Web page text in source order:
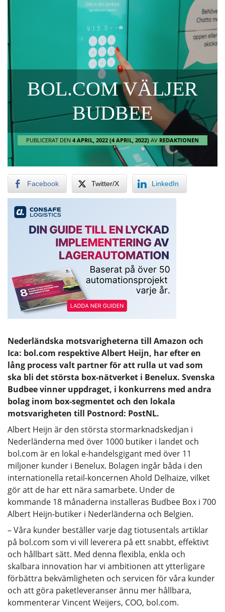
BOL.COM VÄLJER
BUDBEE
PUBLICERAT DEN 4 APRIL, 2022 (4 APRIL, 2022) AV REDAKTIONEN
Facebook Twitter/X LinkedIn
Nederländska motsvarigheterna till Amazon och
Ica: bol.com respektive Albert Heijn, har efter en
lång process valt partner för att rulla ut vad som
ska bli det största box-nätverket i Benelux. Svenska
Budbee vinner uppdraget, i konkurrens med andra
bolag inom box-segmentet och den lokala
motsvarigheten till Postnord: PostNL.
Albert Heijn är den största stormarknadskedjan i
Nederländerna med över 1000 butiker i landet och
bol.com är en lokal e-handelsgigant med över 11
miljoner kunder i Benelux. Bolagen ingår båda i den
internationella retail-koncernen Ahold Delhaize, vilket
gör att de har ett nära samarbete. Under de
kommande 18 månaderna installeras Budbee Box i 700
Albert Heijn-butiker i Nederländerna och Belgien.
– Våra kunder beställer varje dag tiotusentals artiklar
på bol.com som vi vill leverera på ett snabbt, effektivt
och hållbart sätt. Med denna flexibla, enkla och
skalbara innovation har vi ambitionen att ytterligare
förbättra bekvämligheten och servicen för våra kunder
och att göra paketleveranser ännu mer hållbara,
kommenterar Vincent Weijers, COO, bol.com.